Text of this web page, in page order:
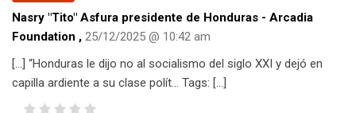
Nasry "Tito" Asfura presidente de Honduras - Arcadia
Foundation , 25/12/2025 @ 10:42 am
[…] “Honduras le dijo no al socialismo del siglo XXI y dejó en
capilla ardiente a su clase polít… Tags: […]